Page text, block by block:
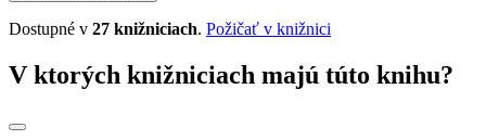
Dostupné v 27 knižniciach. Požičať v knižnici
V ktorých knižniciach majú túto knihu?